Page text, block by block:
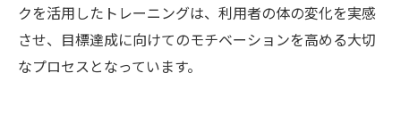
クを活用したトレーニングは、利用者の体の変化を実感
させ、目標達成に向けてのモチベーションを高める大切
なプロセスとなっています。